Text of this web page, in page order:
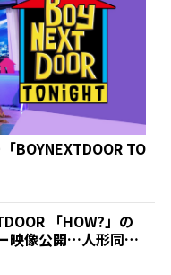
BOYNEXTDOOR TO
「HOW?」の
映像公開…人形同士